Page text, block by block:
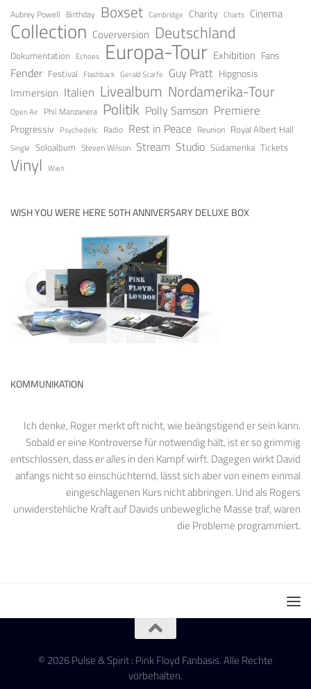
Aubrey Powell Birthday Boxset Cambridge Charity Charts Cinema
Collection Coverversion Deutschland
Dokumentation Echoes Europa-Tour Exhibition Fans
Fender Festival Flashback Gerald Scarfe Guy Pratt Hipgnosis
Immersion Italien Livealbum Nordamerika-Tour
Open Air Phil Manzanera Politik Polly Samson Premiere
Progressiv Psychedelic Radio Rest in Peace Reunion Royal Albert Hall
Single Soloalbum Steven Wilson Stream Studio Südamerika Tickets
Vinyl Wien
WISH YOU WERE HERE 50TH ANNIVERSARY DELUXE BOX
KOMMUNIKATION
Ich denke, Roger merkt oft nicht, wie beängstigend er sein kann.
Sobald er eine Kontroverse für notwendig hält, ist er so grimmig
entschlossen, dass er alles in den Kampf wirft. Dagegen wirkt David
anfangs nicht so einschüchternd, lässt sich aber von einem einmal
eingeschlagenen Kurs nicht abbringen. Und als Rogers
unwiderstehliche Kraft auf Davids unbewegliche Masse traf, waren
die Probleme programmiert.
© 2026 Pulse & Spirit : Pink Floyd Fanbasis. Alle Rechte
vorbehalten.